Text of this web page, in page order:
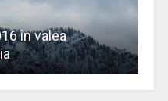
în valea